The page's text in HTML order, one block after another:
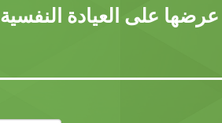
على العيادة النفسية